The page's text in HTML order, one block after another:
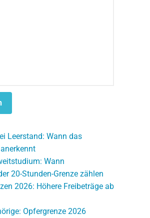
Leerstand: Wann das
Wann
20-Stunden-Grenze zählen
2026: Höhere Freibeträge ab
Opfergrenze 2026